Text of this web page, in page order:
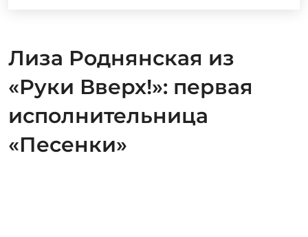
Лиза Роднянская из
«Руки Вверх!»: первая
исполнительница
«Песенки»